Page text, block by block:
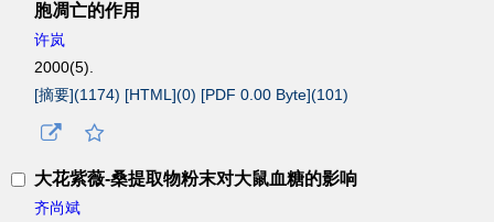
胞凋亡的作用
许岚
2000(5).
[摘要](1174) [HTML](0) [PDF 0.00 Byte](101)
大花紫薇-桑提取物粉末对大鼠血糖的影响
齐尚斌